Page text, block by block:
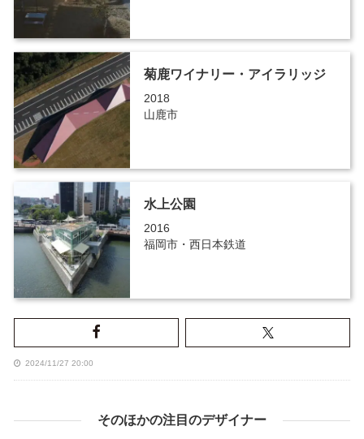
菊鹿ワイナリー・アイラリッジ
2018
山鹿市
水上公園
2016
福岡市・西日本鉄道
2024/11/27 20:00
そのほかの注目のデザイナー